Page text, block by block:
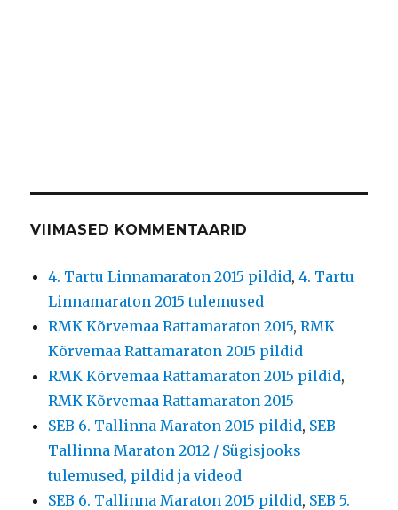
VIIMASED KOMMENTAARID
4. Tartu Linnamaraton 2015 pildid,4. Tartu
Linnamaraton 2015 tulemused
RMK Kõrvemaa Rattamaraton 2015,RMK
Kõrvemaa Rattamaraton 2015 pildid
RMK Kõrvemaa Rattamaraton 2015 pildid,
RMK Kõrvemaa Rattamaraton 2015
SEB 6. Tallinna Maraton 2015 pildid, SEB
Tallinna Maraton 2012 / Sügisjooks
tulemused, pildid ja videod
SEB 6. Tallinna Maraton 2015 pildid, SEB 5.